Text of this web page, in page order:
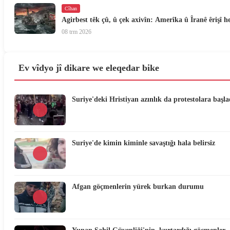
Cîhan
Agirbest têk çû, û çek axivîn: Amerîka û Îranê êrişî
08 trm 2026
Ev vîdyo jî dikare we eleqedar bike
Suriye'deki Hristiyan azınlık da protestolara
Suriye'de kimin kiminle savaştığı hala belirsiz
Afgan göçmenlerin yürek burkan durumu